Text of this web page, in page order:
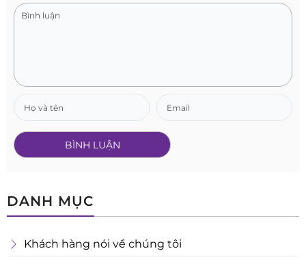
DANH MỤC
Khách hàng nói về chúng tôi